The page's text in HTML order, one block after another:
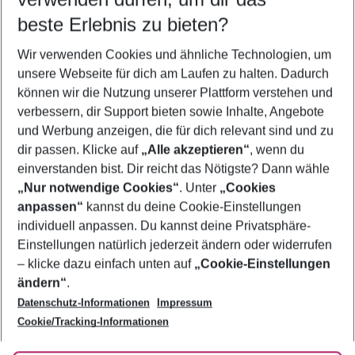
5-8 Nächte
2 Erwachsene Keine Kinder
Mehr Filter anzeigen
Footer
Footer navigation
Über uns
AGB
Bestpreisgarantie
Cookie-Einstellungen ändern
Cookie-Richtlinie
Agenturbetreuung
Barrierefreies Reisen
Folge uns
beste Erlebnis zu bieten?
Wir verwenden Cookies und ähnliche Technologien, um
unsere Webseite für dich am Laufen zu halten. Dadurch
können wir die Nutzung unserer Plattform verstehen und
verbessern, dir Support bieten sowie Inhalte, Angebote
und Werbung anzeigen, die für dich relevant sind und zu
dir passen. Klicke auf „Alle akzeptieren“, wenn du
einverstanden bist. Dir reicht das Nötigste? Dann wähle
„Nur notwendige Cookies“. Unter „Cookies
anpassen“ kannst du deine Cookie-Einstellungen
individuell anpassen. Du kannst deine Privatsphäre-
Einstellungen natürlich jederzeit ändern oder widerrufen
– klicke dazu einfach unten auf „Cookie-Einstellungen
ändern“.
Datenschutz-Informationen
Impressum
Cookie/Tracking-Informationen